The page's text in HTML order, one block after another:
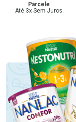
Parcele
Até 3x Sem Juros